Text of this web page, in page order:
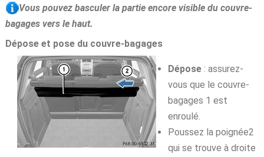
Vous pouvez basculer la partie encore visible du couvre-
bagages vers le haut.
Dépose et pose du couvre-bagages
Dépose: assurez-
vous que le couvre-
bagages 1 est
enroulé.
Poussez la poignée2
qui se trouve à droite